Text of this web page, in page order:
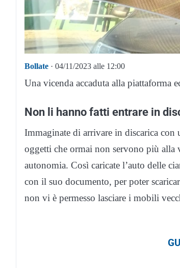
Bollate · 04/11/2023 alle 12:00
Una vicenda accaduta alla piattaforma
Non li hanno fatti entrare in
Immaginate di arrivare in discarica
oggetti che ormai non servono più alla
autonomia. Così caricate l’auto delle
con il suo documento, per poter
non vi è permesso lasciare i mobili